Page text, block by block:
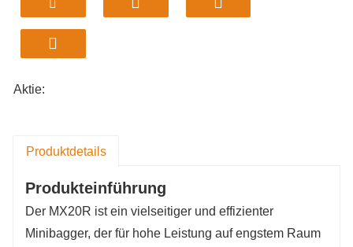
Betriebseffizienz, geeignet für verschiedene
Bauanforderungen.
Langlebige Konstruktion:
robusten Komponenten, die eine lange
Schnelleinrichtung:
Aktie:
Produktdetails
Produkteinführung
Der MX20R ist ein vielseitiger und effizienter
Minibagger, der für hohe Leistung auf engstem Raum